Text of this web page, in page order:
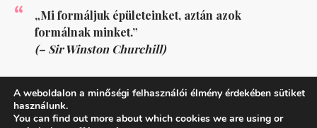
„Mi formáljuk épületeinket, aztán azok
formálnak minket.”
(– Sir Winston Churchill)
A weboldalon a minőségi felhasználói élmény érdekében sütiket
használunk.
You can find out more about which cookies we are using or